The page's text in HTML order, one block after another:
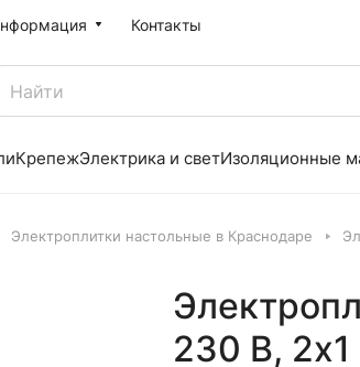
Контакты
КрепежЭлектрика и светИзоляционные
Электроплитки настольные в Краснодаре
230 В, 2х1